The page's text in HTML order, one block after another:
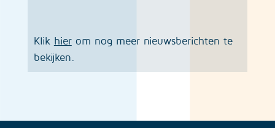
Klik hierom nog meer nieuwsberichten te
bekijken.